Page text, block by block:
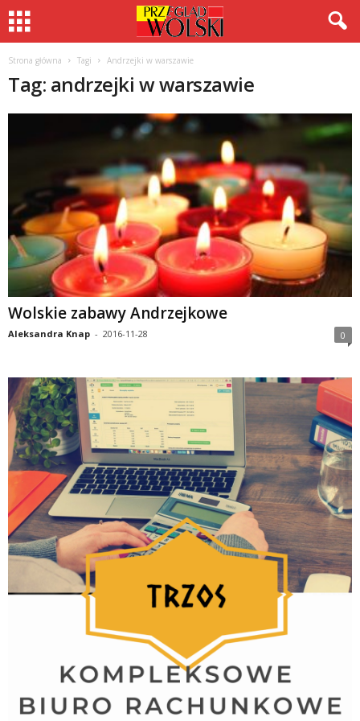
Strona główna Tagi Andrzejki w warszawie
Tag: andrzejki w warszawie
Wolskie zabawy Andrzejkowe
Aleksandra Knap - 2016-11-28 0